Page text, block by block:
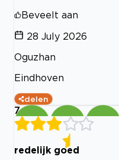
Beveelt aan
28 July 2026
Oguzhan
Eindhoven
delen
7
redelijk goed